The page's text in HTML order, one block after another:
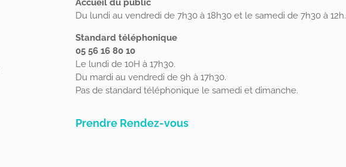
Accueil du public
Du lundi au vendredi de 7h30 à 18h30 et le samedi de 7h30 à 12h.
Standard téléphonique
05 56 16 80 10
Le lundi de 10H à 17h30.
Du mardi au vendredi de 9h à 17h30.
Pas de standard téléphonique le samedi et dimanche.
Prendre Rendez-vous